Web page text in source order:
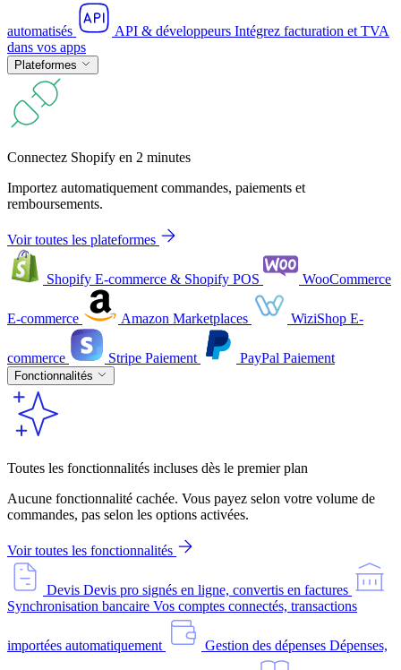
automatisés API & développeurs Intégrez facturation et TVA
dans vos apps
Plateformes
Connectez Shopify en 2 minutes
Importez automatiquement commandes, paiements et
remboursements.
Voir toutes les plateformes
Shopify E-commerce & Shopify POS WooCommerce
E-commerce Amazon Marketplaces WiziShop E-
commerce Stripe Paiement PayPal Paiement
Fonctionnalités
Toutes les fonctionnalités incluses dès le premier plan
Aucune fonctionnalité cachée. Vous payez selon votre volume de
commandes, pas selon les options activées.
Voir toutes les fonctionnalités
Devis Devis pro signés en ligne, convertis en factures
Synchronisation bancaire Vos comptes connectés, transactions
importées automatiquement Gestion des dépenses Dépenses,